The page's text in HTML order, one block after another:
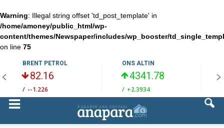
Warning: Illegal string offset 'td_post_template' in
/home/amoney/public_html/wp-
content/themes/Newspaper/includes/wp_booster/
on line 75
BRENT PETROL
82.16
/ --1.226
ONS ALTIN
4341.78
/ +2.3934